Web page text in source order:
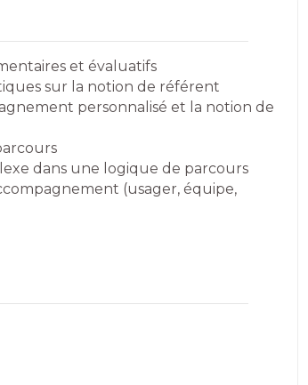
et évaluatifs
sur la notion de référent
personnalisé et la notion de
dans une logique de parcours
(usager, équipe,